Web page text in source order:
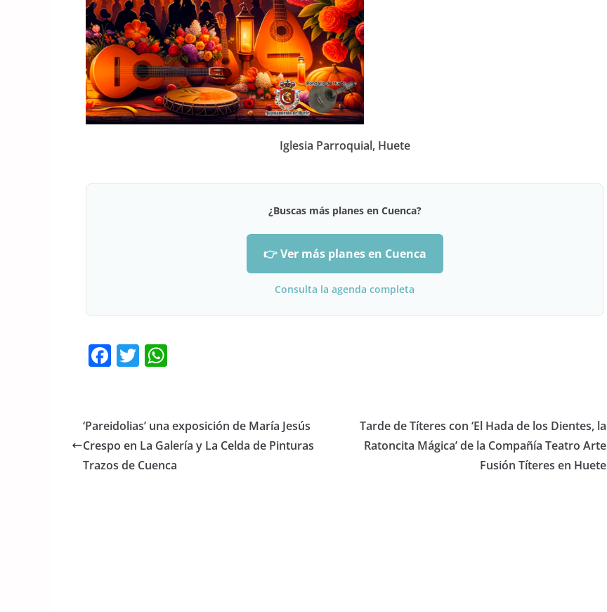
Iglesia Parroquial, Huete
¿Buscas más planes en Cuenca?
👉 Ver más planes en Cuenca
Consulta la agenda completa
F
e
b
o
T
er s
A
p
‘Pareidolias’ una exposición de María Jesús
Crespo en La Galería y La Celda de Pinturas
Trazos de Cuenca
Tarde de Títeres con ‘El Hada de los Dientes, la
Ratoncita Mágica’ de la Compañía Teatro Arte
Fusión Títeres en Huete